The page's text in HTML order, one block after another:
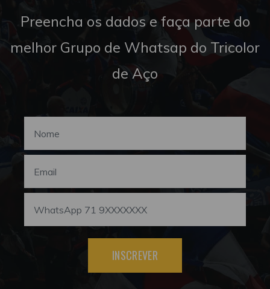
Preencha os dados e faça parte do
melhor Grupo de Whatsap do Tricolor
de Aço
INSCREVER